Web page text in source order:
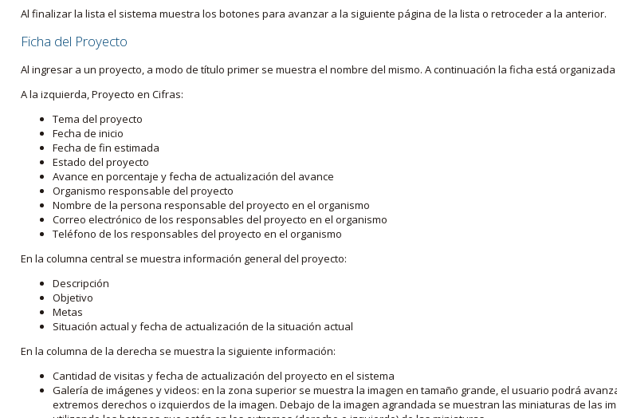
Al finalizar la lista el sistema muestra los botones para avanzar a la siguiente página de la lista o retroceder a la anterior.
Ficha del Proyecto
Al ingresar a un proyecto, a modo de título primer se muestra el nombre del mismo. A continuación la ficha está
A la izquierda, Proyecto en Cifras:
Tema del proyecto
Fecha de inicio
Fecha de fin estimada
Estado del proyecto
Avance en porcentaje y fecha de actualización del avance
Organismo responsable del proyecto
Nombre de la persona responsable del proyecto en el organismo
Correo electrónico de los responsables del proyecto en el organismo
Teléfono de los responsables del proyecto en el organismo
En la columna central se muestra información general del proyecto:
Descripción
Objetivo
Metas
Situación actual y fecha de actualización de la situación actual
En la columna de la derecha se muestra la siguiente información:
Cantidad de visitas y fecha de actualización del proyecto en el sistema
Galería de imágenes y videos: en la zona superior se muestra la imagen en tamaño grande, el usuario podrá
extremos derechos o izquierdos de la imagen. Debajo de la imagen agrandada se muestran las miniaturas de las